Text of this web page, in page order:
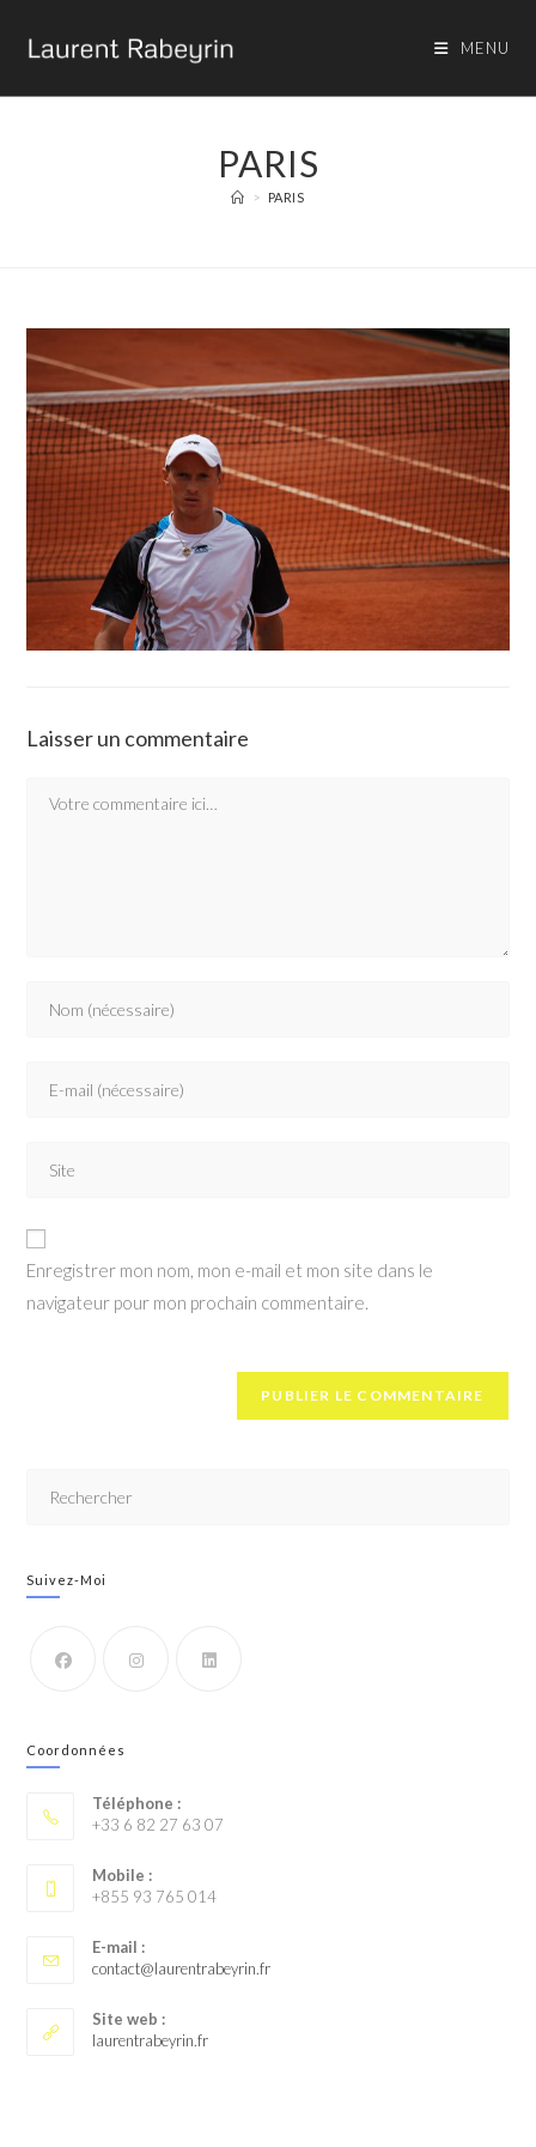
MENU
PARIS
> PARIS
Laisser un commentaire
Enregistrer mon nom, mon e-mail et mon site dans le
navigateur pour mon prochain commentaire.
Suivez-Moi
Coordonnées
Téléphone :
+33 6 82 27 63 07
Mobile :
+855 93 765 014
E-mail :
contact@laurentrabeyrin.fr
Site web :
laurentrabeyrin.fr